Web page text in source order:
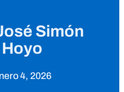
Simón
4, 2026